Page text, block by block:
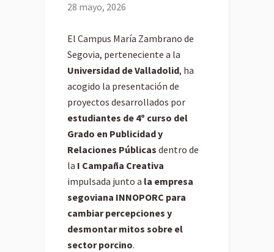
28 mayo, 2026
El Campus María Zambrano de
Segovia, perteneciente a la
Universidad de Valladolid, ha
acogido la presentación de
proyectos desarrollados por
estudiantes de 4º curso del
Grado en Publicidad y
Relaciones Públicas dentro de
la I Campaña Creativa
impulsada junto a la empresa
segoviana INNOPORC para
cambiar percepciones y
desmontar mitos sobre el
sector porcino.